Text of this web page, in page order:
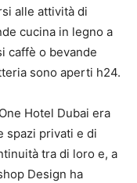
alle attività di
cucina in legno a
caffè o bevande
sono aperti h24.
Hotel Dubai era
spazi privati e di
tra di loro e, a
Design ha